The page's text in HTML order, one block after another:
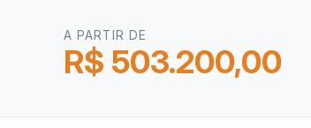
A PARTIR DE
R$ 503.200,00